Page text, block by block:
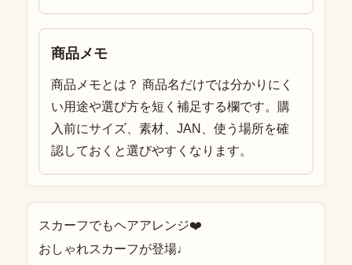
商品メモ
商品メモとは？ 商品名だけでは分かりにく
い用途や選び方を短く補足する欄です。購
入前にサイズ、素材、JAN、使う場所を確
認しておくと選びやすくなります。
スカーフでもヘアアレンジ❤️
おしゃれスカーフが登場♩